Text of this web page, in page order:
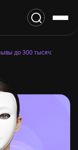
до 300 тысяч: